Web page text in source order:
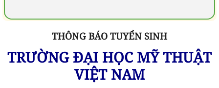
THÔNG BÁO TUYỂN SINH
TRƯỜNG ĐẠI HỌC MỸ THUẬT
VIỆT NAM